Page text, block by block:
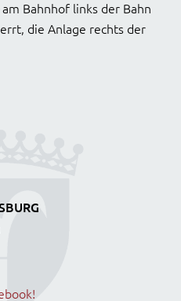
Bahnhof links der Bahn
die Anlage rechts der